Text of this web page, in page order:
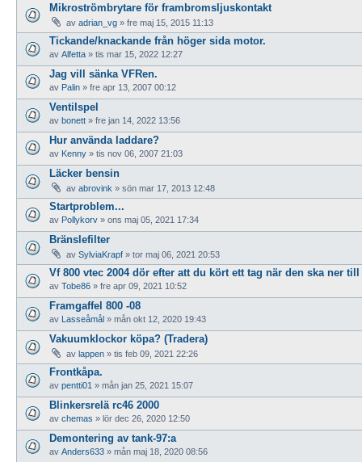
Mikroströmbrytare för frambromsljuskontakt
av adrian_vg » fre maj 15, 2015 11:13
Tickande/knackande från höger sida motor.
av Alfetta » tis mar 15, 2022 12:27
Jag vill sänka VFRen.
av Palin » fre apr 13, 2007 00:12
Ventilspel
av bonett » fre jan 14, 2022 13:56
Hur använda laddare?
av Kenny » tis nov 06, 2007 21:03
Läcker bensin
av abrovink » sön mar 17, 2013 12:48
Startproblem...
av Pollykorv » ons maj 05, 2021 17:34
Bränslefilter
av SylviaKrapf » tor maj 06, 2021 20:53
Vf 800 vtec 2004 dör efter att du kört ett tag när den ska ner
av Tobe86 » fre apr 09, 2021 10:52
Framgaffel 800 -08
av Lasseåmål » mån okt 12, 2020 19:43
Vakuumklockor köpa? (Tradera)
av lappen » tis feb 09, 2021 22:26
Frontkåpa.
av pentti01 » mån jan 25, 2021 15:07
Blinkersrelä rc46 2000
av chemas » lör dec 26, 2020 12:50
Demontering av tank-97:a
av Anders633 » mån maj 18, 2020 08:56